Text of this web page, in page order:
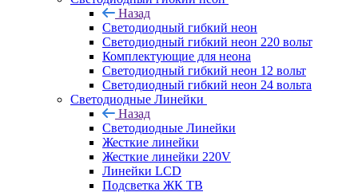
Назад
Светодиодный гибкий неон
Светодиодный гибкий неон 220 вольт
Комплектующие для неона
Светодиодный гибкий неон 12 вольт
Светодиодный гибкий неон 24 вольта
Светодиодные Линейки
Назад
Светодиодные Линейки
Жесткие линейки
Жесткие линейки 220V
Линейки LCD
Подсветка ЖК ТВ